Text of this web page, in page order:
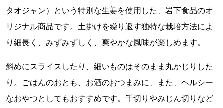
タオジャン）という特別な生姜を使用した、岩下食品のオ
リジナル商品です。土掛けを繰り返す独特な栽培方法によ
り細長く、みずみずしく、爽やかな風味が楽しめます。
斜めにスライスしたり、細いものはそのまま丸かじりした
り。ごはんのおとも、お酒のおつまみに、また、ヘルシー
なおやつとしてもおすすめです。千切りやみじん切りなど